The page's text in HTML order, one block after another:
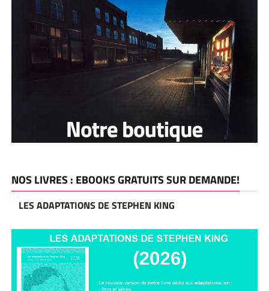
NOS LIVRES : EBOOKS GRATUITS SUR DEMANDE!
LES ADAPTATIONS DE STEPHEN KING